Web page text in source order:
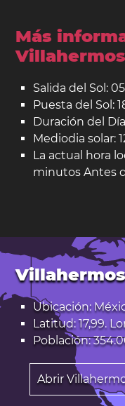
Más
Salida del Sol:
Puesta del Sol:
Duración del
Mediodia solar:
La actual hora
minutos Antes
Ubicación:
Latitud: 17,99.
Población:
Abrir